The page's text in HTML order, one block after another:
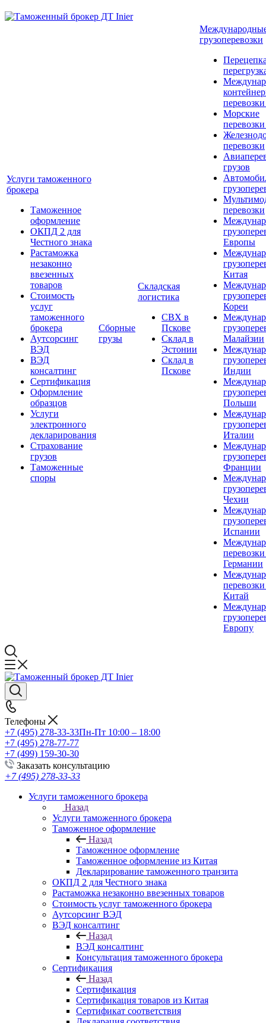
Услуги таможенного
брокера
Таможенное
оформление
ОКПД 2 для
Честного знака
Растаможка
незаконно
ввезенных
товаров
Стоимость
услуг
таможенного
брокера
Аутсорсинг
ВЭД
ВЭД
консалтинг
Сертификация
Оформление
образцов
Услуги
электронного
декларирования
Страхование
грузов
Таможенные
споры
Сборные
грузы
Складская
логистика
СВХ в
Пскове
Склад в
Эстонии
Склад в
Пскове
грузоперевозки
Морские
перевозки
грузов
перевозки
Европы
Китая
Кореи
Малайзии
Индии
Польши
Италии
Франции
Чехии
Испании
Германии
Китай
Европу
Телефоны
+7 (495) 278-33-33Пн-Пт 10:00 – 18:00
+7 (495) 278-77-77
+7 (499) 159-30-30
Заказать консультацию
+7 (495) 278-33-33
Услуги таможенного брокера
Назад
Услуги таможенного брокера
Таможенное оформление
Назад
Таможенное оформление
Таможенное оформление из Китая
Декларирование таможенного транзита
ОКПД 2 для Честного знака
Растаможка незаконно ввезенных товаров
Стоимость услуг таможенного брокера
Аутсорсинг ВЭД
ВЭД консалтинг
Назад
ВЭД консалтинг
Консультация таможенного брокера
Сертификация
Назад
Сертификация
Сертификация товаров из Китая
Сертификат соответствия